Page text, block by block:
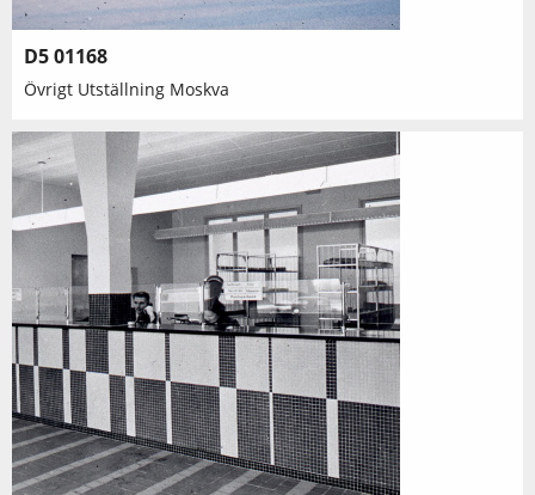
D5 01168
Övrigt Utställning Moskva